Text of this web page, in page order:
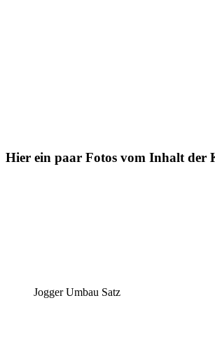
Hier ein paar Fotos vom Inhalt der
Jogger Umbau Satz